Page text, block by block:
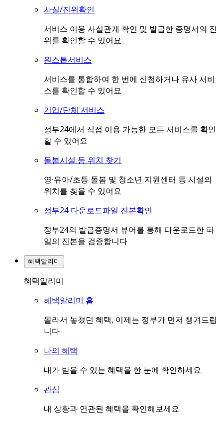
사실/진위확인
서비스 이용 사실관계 확인 및 발급한 증명서의 진
위를 확인할 수 있어요
원스톱서비스
서비스를 통합하여 한 번에 신청하거나 유사 서비
스를 확인할 수 있어요
기업/단체 서비스
정부24에서 직접 이용 가능한 모든 서비스를 확인
할 수 있어요
돌봄시설 등 위치 찾기
영·유아/초등 돌봄 및 청소년 지원센터 등 시설의
위치를 찾을 수 있어요
정부24 다운로드파일 진본확인
정부24의 발급증명서 뷰어를 통해 다운로드한 파
일의 진본을 검증합니다
혜택알리미
혜택알리미
혜택알리미 홈
몰라서 놓쳤던 혜택, 이제는 정부가 먼저 챙겨드립
니다
나의 혜택
내가 받을 수 있는 혜택을 한 눈에 확인하세요
관심
내 상황과 연관된 혜택을 확인해보세요